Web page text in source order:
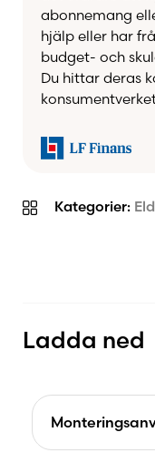
Kategorier:
abonnemang
hjälp eller har
budget- och
Du hittar deras
Ladda ned